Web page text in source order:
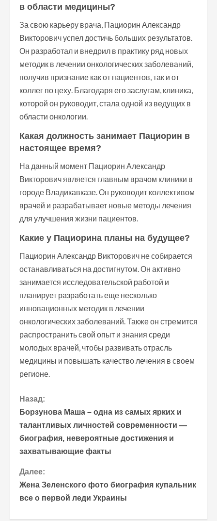
в области медицины?
За свою карьеру врача, Пациорин Александр
Викторович успел достичь больших результатов.
Он разработал и внедрил в практику ряд новых
методик в лечении онкологических заболеваний,
получив признание как от пациентов, так и от
коллег по цеху. Благодаря его заслугам, клиника,
которой он руководит, стала одной из ведущих в
области онкологии.
Какая должность занимает Пациорин в
настоящее время?
На данный момент Пациорин Александр
Викторович является главным врачом клиники в
городе Владикавказе. Он руководит коллективом
врачей и разрабатывает новые методы лечения
для улучшения жизни пациентов.
Какие у Пациорина планы на будущее?
Пациорин Александр Викторович не собирается
останавливаться на достигнутом. Он активно
занимается исследовательской работой и
планирует разработать еще несколько
инновационных методик в лечении
онкологических заболеваний. Также он стремится
распространить свой опыт и знания среди
молодых врачей, чтобы развивать отрасль
медицины и повышать качество лечения в своем
регионе.
П
р
о
о
л
Назад:
Борзунова Маша – одна из самых ярких и
талантливых личностей современности —
биография, невероятные достижения и
захватывающие факты
Далее:
Жена Зеленского фото биография купальник
все о первой леди Украины